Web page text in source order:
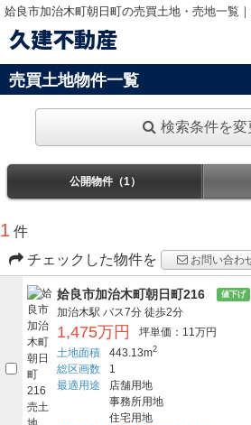
姶良市加治木町朝日町の売買土地・売地一覧
久建不動産
売買土地物件一覧
検索条件を変
公開物件（1）
1 件
チェックした物件を
お問い合わ
姶良市加治木町朝日町216 値下げ
加治木駅 バス7分 徒歩2分
1,475万円
坪単価：11万円
土地面積
443.13m2
総区画数
1
最適用途
店舗用地
事務所用地
住宅用地